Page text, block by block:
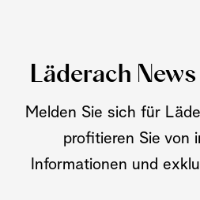
Läderach
Melden Sie sich für
profitieren Sie von
Informationen und